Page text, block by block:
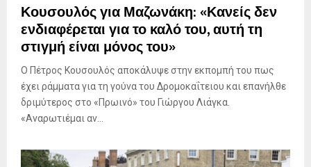
Κουσουλός για Μαζωνάκη: «Κανείς δεν
ενδιαφέρεται για το καλό του, αυτή τη
στιγμή είναι μόνος του»
Ο Πέτρος Κουσουλός αποκάλυψε στην εκπομπή του πως
έχει ράμματα για τη γούνα του Δρομοκαΐτειου και επανήλθε
δριμύτερος στο «Πρωινό» του Γιώργου Λιάγκα.
«Αναρωτιέμαι αν...